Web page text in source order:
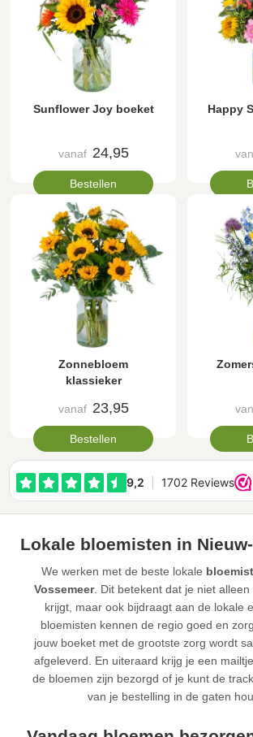
Sunflower Joy boeket
vanaf 24,95
Bestellen
Happy
Zonnebloem
klassieker
vanaf 23,95
Bestellen
Lokale bloemisten in
We werken met de beste lokale
Vossemeer. Dit betekent dat je niet
krijgt, maar ook bijdraagt aan de lokale
bloemisten kennen de regio goed en
jouw boeket met de grootste zorg wordt
afgeleverd. En uiteraard krijg je een
de bloemen zijn bezorgd of je kunt de
van je bestelling in de gaten